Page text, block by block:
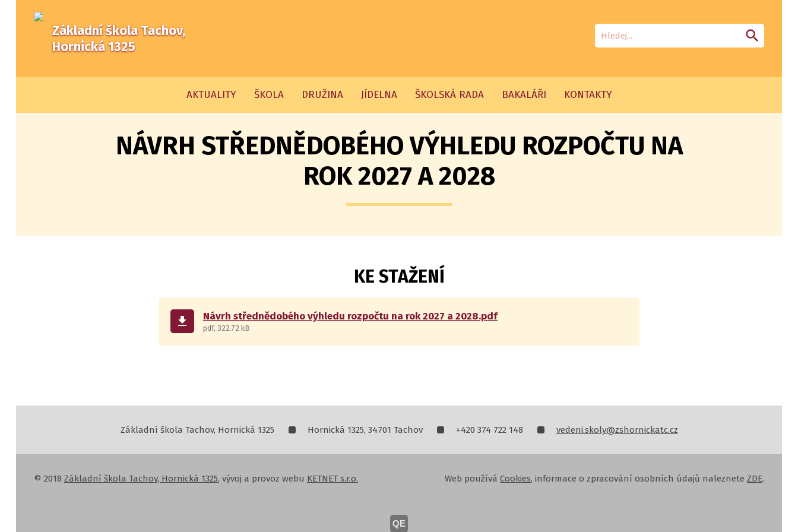
search
Základní škola Tachov,
Hornická 1325
AKTUALITY ŠKOLA DRUŽINA JÍDELNA ŠKOLSKÁ RADA BAKALÁŘI KONTAKTY
NÁVRH STŘEDNĚDOBÉHO VÝHLEDU ROZPOČTU NA
ROK 2027 A 2028
KE STAŽENÍ
get_app Návrh střednědobého výhledu rozpočtu na rok 2027 a 2028.pdf
pdf, 322.72 kB
Základní škola Tachov, Hornická 1325 Hornická 1325, 34701 Tachov +420 374 722 148 vedeni.skoly@zshornickatc.cz
© 2018 Základní škola Tachov, Hornická 1325, vývoj a provoz webu KETNET s.r.o. Web používá Cookies, informace o zpracování osobních údajů naleznete ZDE.
QE